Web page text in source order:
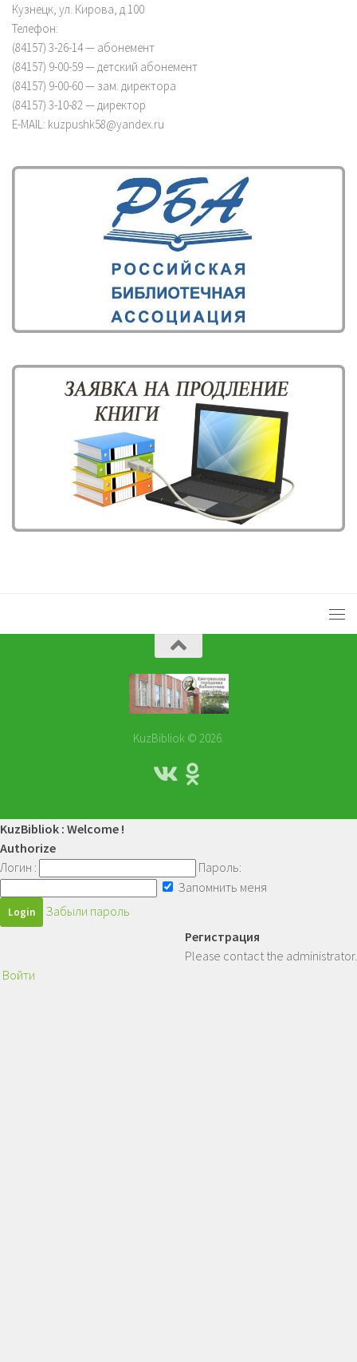
Кузнецк, ул. Кирова, д.100
Телефон:
(84157) 3-26-14 — абонемент
(84157) 9-00-59 — детский абонемент
(84157) 9-00-60 — зам. директора
(84157) 3-10-82 — директор
E-MAIL: kuzpushk58@yandex.ru
KuzBibliok © 2026.
KuzBibliok : Welcome !
Authorize
Логин :
Пароль:
Запомнить меня
Забыли пароль
Регистрация
Please contact the administrator.
Войти